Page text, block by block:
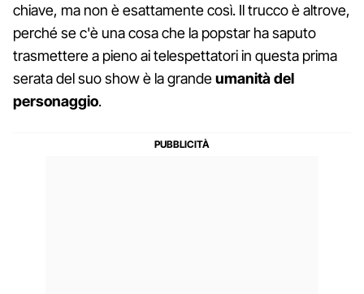
chiave, ma non è esattamente così. Il trucco è altrove,
perché se c'è una cosa che la popstar ha saputo
trasmettere a pieno ai telespettatori in questa prima
serata del suo show è la grandeumanità del
personaggio.